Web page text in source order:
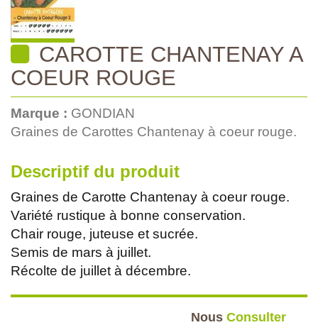
CAROTTE CHANTENAY A
COEUR ROUGE
Marque : GONDIAN
Graines de Carottes Chantenay à coeur rouge.
Descriptif du produit
Graines de Carotte Chantenay à coeur rouge.
Variété rustique à bonne conservation.
Chair rouge, juteuse et sucrée.
Semis de mars à juillet.
Récolte de juillet à décembre.
Nous Consulter